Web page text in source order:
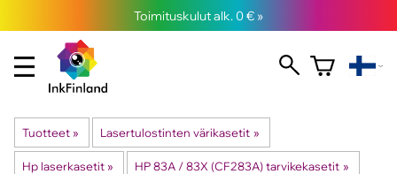
Toimituskulut alk. 0 € »
Tuotteet ‪» Lasertulostinten värikasetit ‪»
Hp laserkasetit ‪» HP 83A / 83X (CF283A) tarvikekasetit ‪»